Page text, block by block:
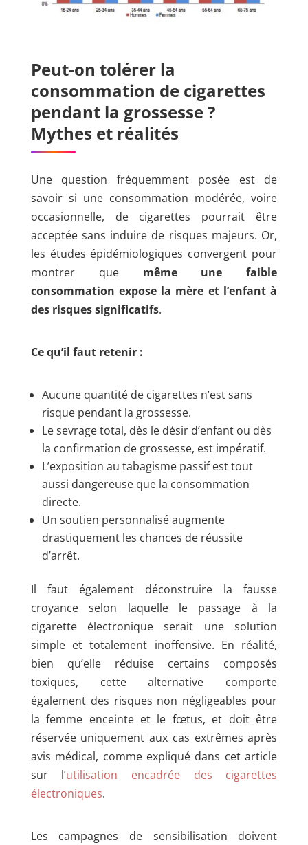
Peut-on tolérer la
consommation de cigarettes
pendant la grossesse ?
Mythes et réalités
Une question fréquemment posée est de
savoir si une consommation modérée, voire
occasionnelle, de cigarettes pourrait être
acceptée sans induire de risques majeurs. Or,
les études épidémiologiques convergent pour
montrer que même une faible
consommation expose la mère et l’enfant à
des risques significatifs.
Ce qu’il faut retenir :
Aucune quantité de cigarettes n’est sans
risque pendant la grossesse.
Le sevrage total, dès le désir d’enfant ou dès
la confirmation de grossesse, est impératif.
L’exposition au tabagisme passif est tout
aussi dangereuse que la consommation
directe.
Un soutien personnalisé augmente
drastiquement les chances de réussite
d’arrêt.
Il faut également déconstruire la fausse
croyance selon laquelle le passage à la
cigarette électronique serait une solution
simple et totalement inoffensive. En réalité,
bien qu’elle réduise certains composés
toxiques, cette alternative comporte
également des risques non négligeables pour
la femme enceinte et le fœtus, et doit être
réservée uniquement aux cas extrêmes après
avis médical, comme expliqué dans cet article
sur l’utilisation encadrée des cigarettes
électroniques.
Les campagnes de sensibilisation doivent